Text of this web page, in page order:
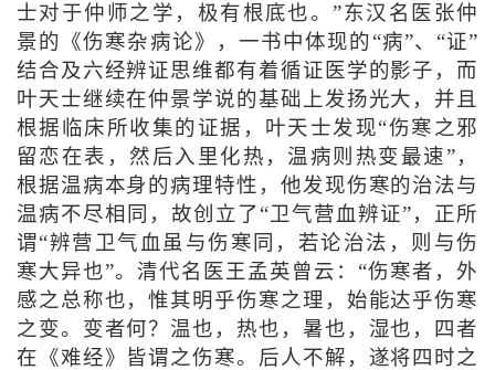
士对于仲师之学，极有根底也。”东汉名医张仲
景的《伤寒杂病论》，一书中体现的“病”、“证”
结合及六经辨证思维都有着循证医学的影子，而
叶天士继续在仲景学说的基础上发扬光大，并且
根据临床所收集的证据，叶天士发现“伤寒之邪
留恋在表，然后入里化热，温病则热变最速”，
根据温病本身的病理特性，他发现伤寒的治法与
温病不尽相同，故创立了“卫气营血辨证”，正所
谓“辨营卫气血虽与伤寒同，若论治法，则与伤
寒大异也”。清代名医王孟英曾云：“伤寒者，外
感之总称也，惟其明乎伤寒之理，始能达乎伤寒
之变。变者何？温也，热也，暑也，湿也，四者
在《难经》皆谓之伤寒。后人不解，遂将四时之